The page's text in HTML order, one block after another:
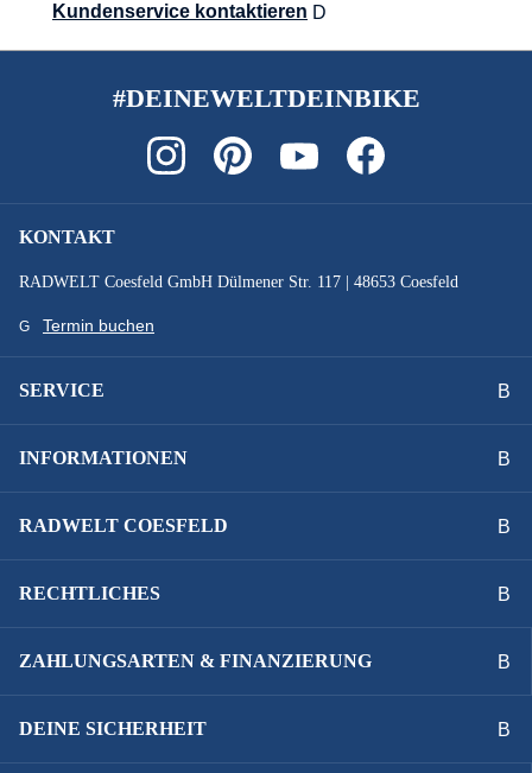
Kundenservice kontaktieren
#DEINEWELTDEINBIKE
KONTAKT
RADWELT Coesfeld GmbH Dülmener Str. 117 | 48653 Coesfeld
Termin buchen
SERVICE
INFORMATIONEN
RADWELT COESFELD
RECHTLICHES
ZAHLUNGSARTEN & FINANZIERUNG
DEINE SICHERHEIT